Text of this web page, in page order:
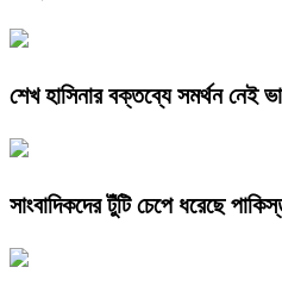
শেখ হাসিনার বক্তব্যে সমর্থন নেই
সাংবাদিকদের টুঁটি চেপে ধরেছে